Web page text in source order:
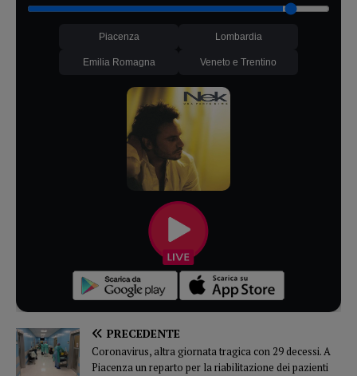
Piacenza Lombardia
Emilia Romagna Veneto e Trentino
PRECEDENTE
Coronavirus, altra giornata tragica con 29 decessi. A
Piacenza un reparto per la riabilitazione dei pazienti